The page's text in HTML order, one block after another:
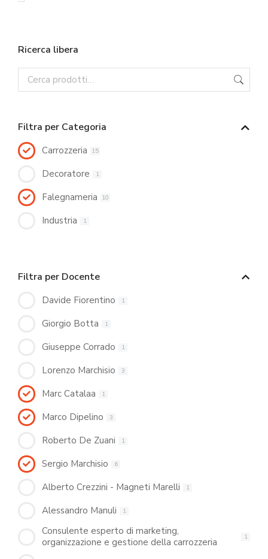
Ricerca libera
Filtra per Categoria
Carrozzeria 15
Decoratore 1
Falegnameria 10
Industria 1
Filtra per Docente
Davide Fiorentino 1
Giorgio Botta 1
Giuseppe Corrado 1
Lorenzo Marchisio 3
Marc Catalaa 1
Marco Dipelino 3
Roberto De Zuani 1
Sergio Marchisio 6
Alberto Crezzini - Magneti Marelli 1
Alessandro Manuli 1
Consulente esperto di marketing,
organizzazione e gestione della carrozzeria
1